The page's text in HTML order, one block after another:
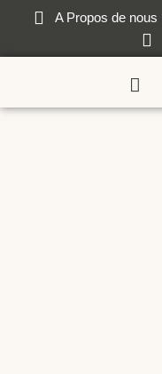
A Propos de nous